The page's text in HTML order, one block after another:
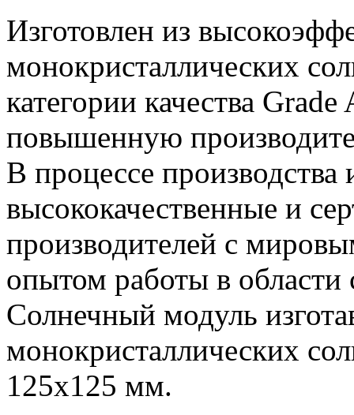
Изготовлен из
монокристаллических
категории качества
повышенную
В процессе производства
высококачественные и
производителей с
опытом работы в области
Солнечный модуль
монокристаллических
125х125 мм.